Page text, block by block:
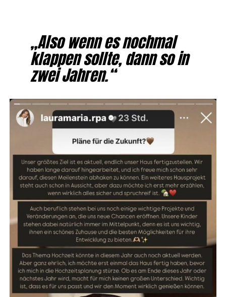
„Also wenn es nochmal
klappen sollte, dann so in
zwei Jahren.“